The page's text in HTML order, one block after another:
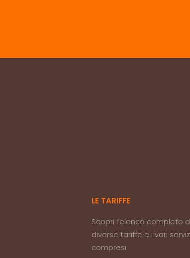
LE TARIFFE
Scopri l’elenco completo
diverse tariffe e i vari
compresi